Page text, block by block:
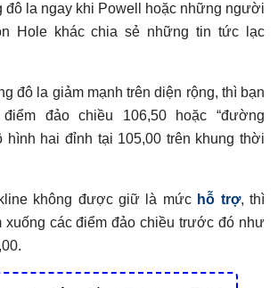
đô la ngay khi Powell hoặc những người
Hole khác chia sẻ những tin tức lạc
đô la giảm mạnh trên diện rộng, thì bạn
đảo chiều 106,50 hoặc “đường
hình hai đỉnh tại 105,00 trên khung thời
không được giữ là mức hỗ trợ, thì
xuống các điểm đảo chiều trước đó như